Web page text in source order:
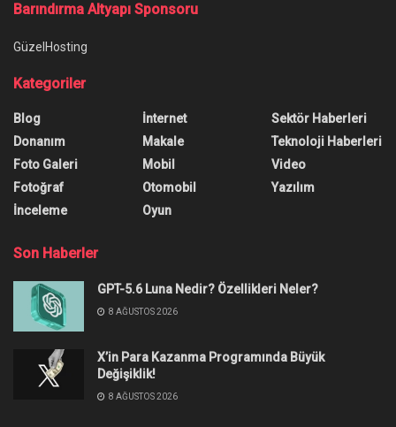
Barındırma Altyapı Sponsoru
GüzelHosting
Kategoriler
Blog
Donanım
Foto Galeri
Fotoğraf
İnceleme
İnternet
Makale
Mobil
Otomobil
Oyun
Sektör Haberleri
Teknoloji Haberleri
Video
Yazılım
Son Haberler
GPT-5.6 Luna Nedir? Özellikleri Neler?
8 AĞUSTOS 2026
X’in Para Kazanma Programında Büyük
Değişiklik!
8 AĞUSTOS 2026